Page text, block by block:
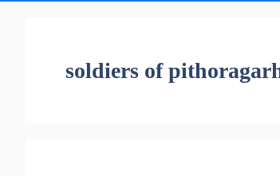
soldiers of